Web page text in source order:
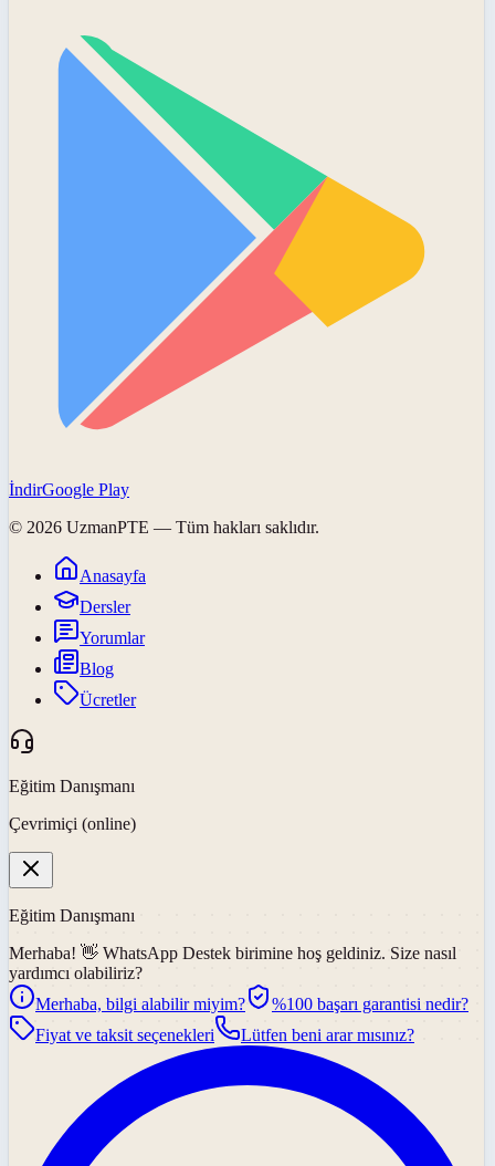
İndirGoogle Play
© 2026 UzmanPTE — Tüm hakları saklıdır.
Anasayfa
Dersler
Yorumlar
Blog
Ücretler
Eğitim Danışmanı
Çevrimiçi (online)
Eğitim Danışmanı
Merhaba! 👋 WhatsApp Destek birimine hoş geldiniz. Size nasıl
yardımcı olabiliriz?
Merhaba, bilgi alabilir miyim?
%100 başarı garantisi nedir?
Fiyat ve taksit seçenekleri
Lütfen beni arar mısınız?